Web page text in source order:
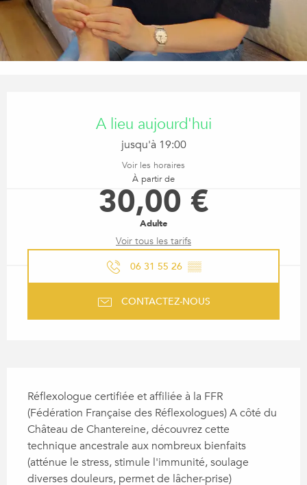
A lieu aujourd'hui
jusqu'à 19:00
Voir les horaires
À partir de
30,00 €
Adulte
Voir tous les tarifs
06 31 55 26 ▒▒
CONTACTEZ-NOUS
Réflexologue certifiée et affiliée à la FFR
(Fédération Française des Réflexologues) A côté du
Château de Chantereine, découvrez cette
technique ancestrale aux nombreux bienfaits
(atténue le stress, stimule l'immunité, soulage
diverses douleurs, permet de lâcher-prise)